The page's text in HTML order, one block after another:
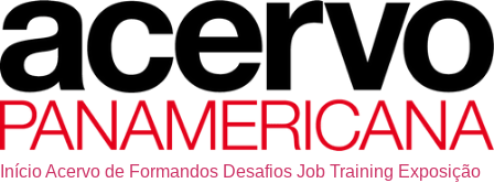
InícioAcervo de Formandos Desafios Job Training Exposição